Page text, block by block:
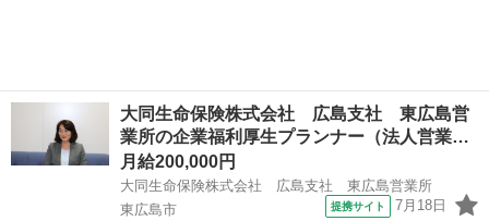
大同生命保険株式会社 広島支社 東広島営
業所の企業福利厚生プランナー（法人営業…
月給200,000円
大同生命保険株式会社 広島支社 東広島営業所
東広島市
提携サイト 7月18日